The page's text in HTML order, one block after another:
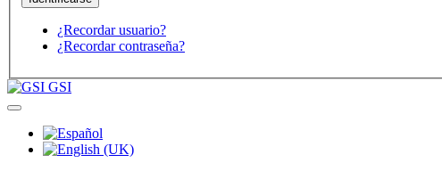
¿Recordar usuario?
¿Recordar contraseña?
GSI